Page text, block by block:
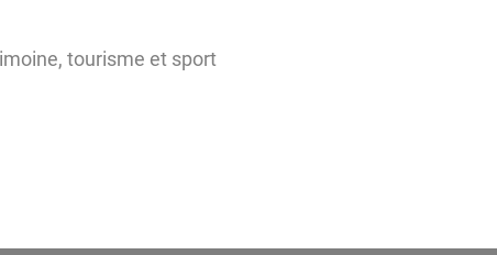
tourisme et sport